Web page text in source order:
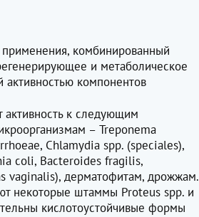
комбинированный
и метаболическое
компонентов
активность к следующим
– Treponema
Chlamydia spp. (speciales),
coli, Bacteroides fragilis,
vaginalis), дерматофитам, дрожжам.
некоторые штаммы Proteus spp. и
кислотоустойчивые формы